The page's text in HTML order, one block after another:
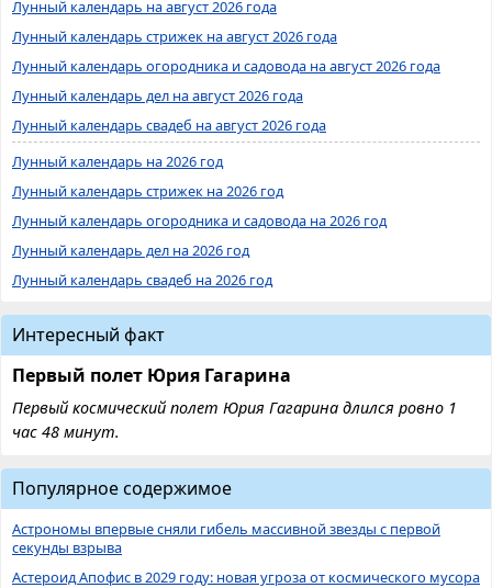
Лунный календарь на август 2026 года
Лунный календарь стрижек на август 2026 года
Лунный календарь огородника и садовода на август 2026 года
Лунный календарь дел на август 2026 года
Лунный календарь свадеб на август 2026 года
Лунный календарь на 2026 год
Лунный календарь стрижек на 2026 год
Лунный календарь огородника и садовода на 2026 год
Лунный календарь дел на 2026 год
Лунный календарь свадеб на 2026 год
Интересный факт
Первый полет Юрия Гагарина
Первый космический полет Юрия Гагарина длился ровно 1
час 48 минут.
Популярное содержимое
Астрономы впервые сняли гибель массивной звезды с первой
секунды взрыва
Астероид Апофис в 2029 году: новая угроза от космического мусора